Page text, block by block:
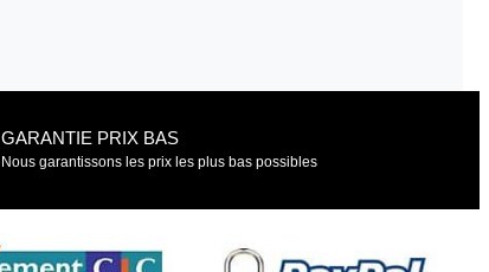
GARANTIE PRIX BAS
Nous garantissons les prix les plus bas possibles